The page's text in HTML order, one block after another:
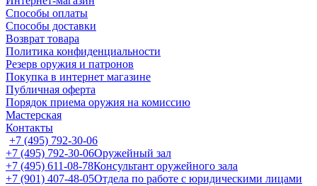
Способы оплаты
Способы доставки
Возврат товара
Политика конфиденциальности
Резерв оружия и патронов
Покупка в интернет магазине
Публичная оферта
Порядок приема оружия на комиссию
Мастерская
Контакты
+7 (495) 792-30-06
+7 (495) 792-30-06Оружейный зал
+7 (495) 611-08-78Консультант оружейного зала
+7 (901) 407-48-05Отдела по работе с юридическими лицами